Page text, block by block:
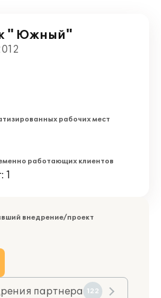
" Южный"
рабочих мест
работающих клиентов
1
внедрение/проект
партнера 122